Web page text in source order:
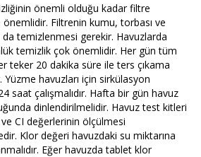
önemli olduğu kadar filtre
Filtrenin kumu, torbası ve
temizlenmesi gerekir. Havuzlarda
temizlik çok önemlidir. Her gün tüm
teker 20 dakika süre ile ters çıkama
Yüzme havuzları için sirkülasyon
saat çalışmalıdır. Hafta bir gün havuz
dinlendirilmelidir. Havuz test kitleri
CI değerlerinin ölçülmesi
Klor değeri havuzdaki su miktarına
Eğer havuzda tablet klor